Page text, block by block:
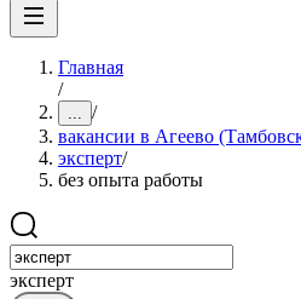
Главная
/
... /
вакансии в Агеево
эксперт/
без опыта работы
эксперт